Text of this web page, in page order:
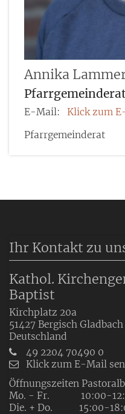
Annika
E-Mail:
Klick zum
Pfarrgemeinderat
Ihr Kontakt zu
Kathol.
Baptist
Kirchplatz 20a
51427 Bergisch Gladbach
Deutschland
49 2204 70490 0
Klick zum E-Mail
Öffnungszeiten
Mo. - Fr. 10:00-
Die. + Do. 15:00-